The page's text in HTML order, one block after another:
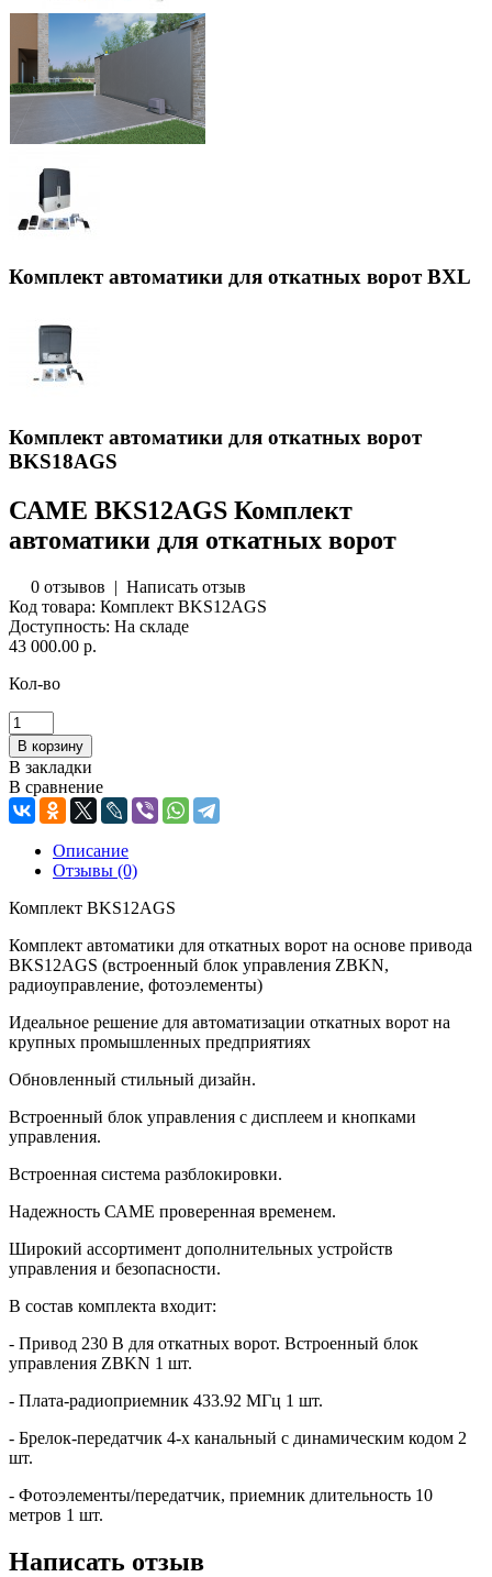
Комплект автоматики для откатных ворот BXL
Комплект автоматики для откатных ворот
BKS18AGS
САМЕ BKS12AGS Комплект
автоматики для откатных ворот
0 отзывов | Написать отзыв
Код товара: Комплект BKS12AGS
Доступность: На складе
43 000.00 р.
Кол-во
В закладки
В сравнение
Описание
Отзывы (0)
Комплект BKS12AGS
Комплект автоматики для откатных ворот на основе привода
BKS12AGS (встроенный блок управления ZBKN,
радиоуправление, фотоэлементы)
Идеальное решение для автоматизации откатных ворот на
крупных промышленных предприятиях
Обновленный стильный дизайн.
Встроенный блок управления с дисплеем и кнопками
управления.
Встроенная система разблокировки.
Надежность САМЕ проверенная временем.
Широкий ассортимент дополнительных устройств
управления и безопасности.
В состав комплекта входит:
- Привод 230 В для откатных ворот. Встроенный блок
управления ZBKN 1 шт.
- Плата-радиоприемник 433.92 МГц 1 шт.
- Брелок-передатчик 4-х канальный с динамическим кодом 2
шт.
- Фотоэлементы/передатчик, приемник длительность 10
метров 1 шт.
Написать отзыв